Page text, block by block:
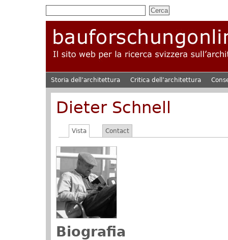
Storia dell’architettura Critica dell’architettura
Dieter Schnell
Vista Contact
Biografia